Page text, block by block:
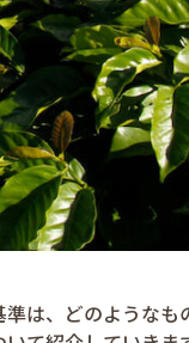
は、どのようなも